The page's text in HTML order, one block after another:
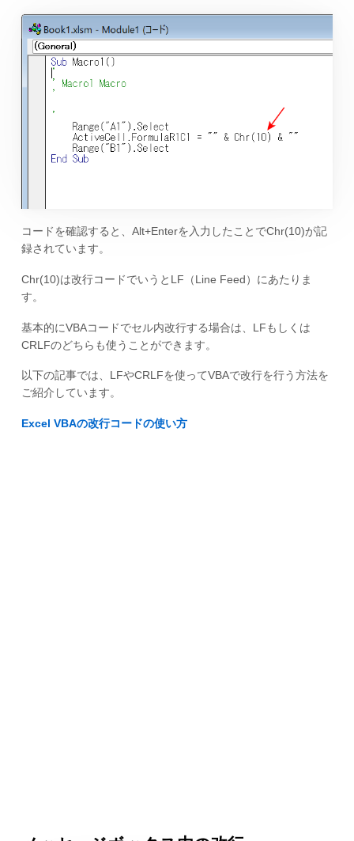
コードを確認すると、Alt+Enterを入力したことでChr(10)が記
録されています。
Chr(10)は改行コードでいうとLF（Line Feed）にあたりま
す。
基本的にVBAコードでセル内改行する場合は、LFもしくは
CRLFのどちらも使うことができます。
以下の記事では、LFやCRLFを使ってVBAで改行を行う方法を
ご紹介しています。
Excel VBAの改行コードの使い方